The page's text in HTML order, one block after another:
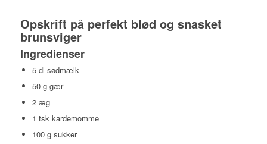
Opskrift på perfekt blød og snasket
brunsviger
Ingredienser
5 dl sødmælk
50 g gær
2 æg
1 tsk kardemomme
100 g sukker